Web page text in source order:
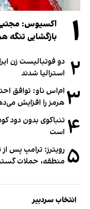
۱
اکسیوس:
بازگشایی تنگه
۲ استرالیا شدند
۳ ام‌اس ناو: توافق
هرمز را افزایش
۴ تنباکوی بدون دود
است
۵ رویترز: ترامپ پس
منطقه، حملات
انتخاب سردبیر